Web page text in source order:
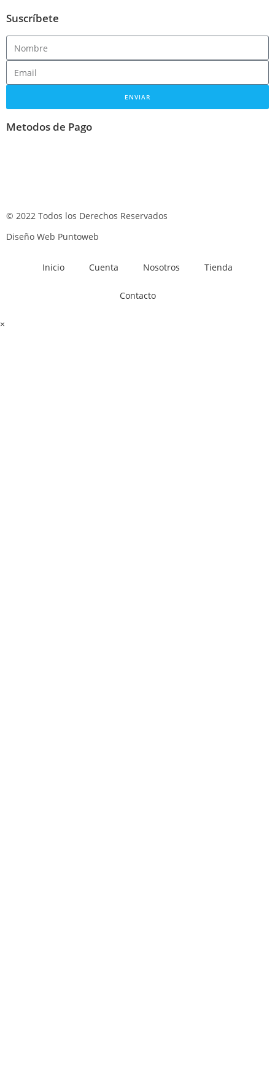
Suscríbete
ENVIAR
Metodos de Pago
© 2022 Todos los Derechos Reservados
Diseño Web Puntoweb
Inicio Cuenta Nosotros Tienda
Contacto
×